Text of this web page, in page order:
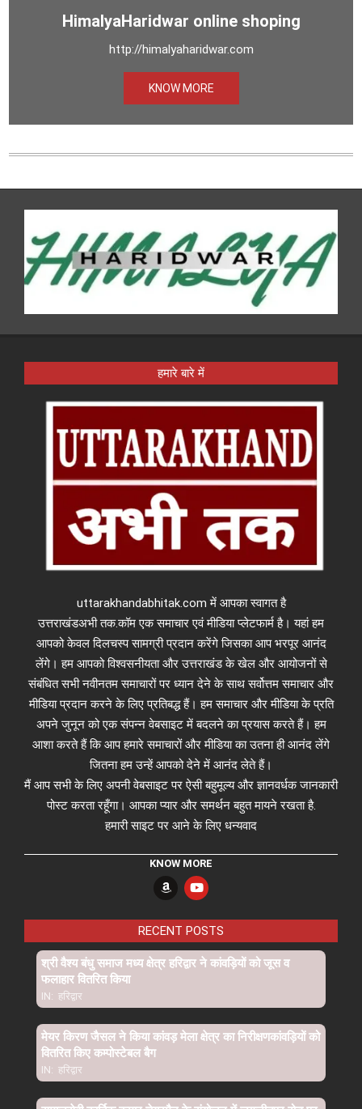
HimalyaHaridwar online shoping
http://himalyaharidwar.com
KNOW MORE
हमारे बारे में
uttarakhandabhitak.com में आपका स्वागत है
उत्तराखंडअभी तक.कॉम एक समाचार एवं मीडिया प्लेटफार्म है। यहां हम
आपको केवल दिलचस्प सामग्री प्रदान करेंगे जिसका आप भरपूर आनंद
लेंगे। हम आपको विश्वसनीयता और उत्तराखंड के खेल और आयोजनों से
संबंधित सभी नवीनतम समाचारों पर ध्यान देने के साथ सर्वोत्तम समाचार और
मीडिया प्रदान करने के लिए प्रतिबद्ध हैं। हम समाचार और मीडिया के प्रति
अपने जुनून को एक संपन्न वेबसाइट में बदलने का प्रयास करते हैं। हम
आशा करते हैं कि आप हमारे समाचारों और मीडिया का उतना ही आनंद लेंगे
जितना हम उन्हें आपको देने में आनंद लेते हैं।
मैं आप सभी के लिए अपनी वेबसाइट पर ऐसी बहुमूल्य और ज्ञानवर्धक जानकारी
पोस्ट करता रहूँगा। आपका प्यार और समर्थन बहुत मायने रखता है.
हमारी साइट पर आने के लिए धन्यवाद
KNOW MORE
RECENT POSTS
श्री वैश्य बंधु समाज मध्य क्षेत्र हरिद्वार ने कांवड़ियों को जूस व
फलाहार वितरित किया
IN: हरिद्वार
मेयर किरण जैसल ने किया कांवड़ मेला क्षेत्र का निरीक्षणकांवड़ियों को
वितरित किए कम्पोस्टेबल बैग
IN: हरिद्वार